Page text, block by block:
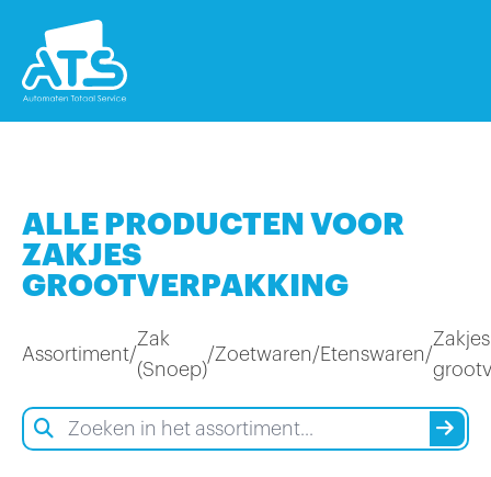
ALLE PRODUCTEN VOOR
ZAKJES
GROOTVERPAKKING
Assortiment/
Zak
(Snoep)
/Zoetwaren/Etenswaren/
Zakjes